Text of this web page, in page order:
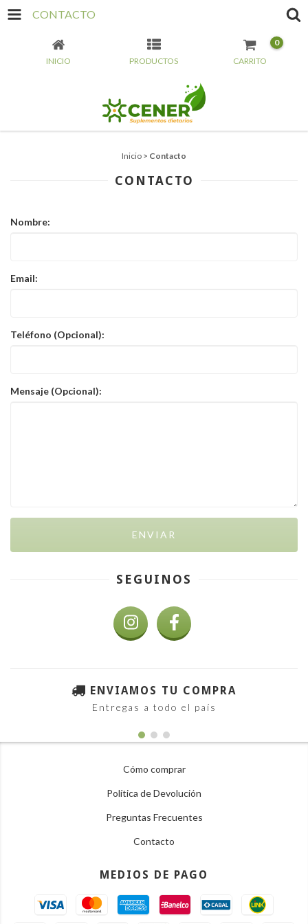
CONTACTO
INICIO PRODUCTOS CARRITO
0
Inicio > Contacto
CONTACTO
Nombre:
Email:
Teléfono (Opcional):
Mensaje (Opcional):
SEGUINOS
ENVIAMOS TU COMPRA
Entregas a todo el país
Cómo comprar
Política de Devolución
Preguntas Frecuentes
Contacto
MEDIOS DE PAGO